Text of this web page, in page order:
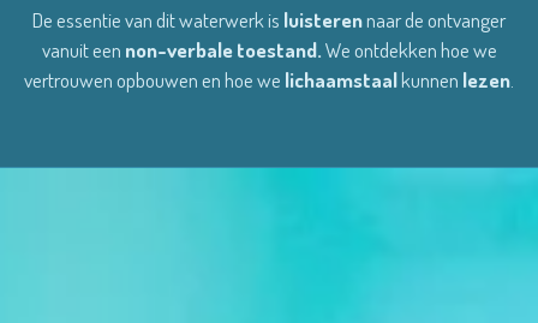
De essentie van dit waterwerk is luisterennaar de ontvanger
vanuit een non-verbale toestand.We ontdekken hoe we
vertrouwen opbouwen en hoe we lichaamstaalkunnen lezen.